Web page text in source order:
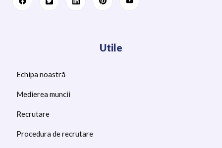
Utile
Echipa noastră
Medierea muncii
Recrutare
Procedura de recrutare